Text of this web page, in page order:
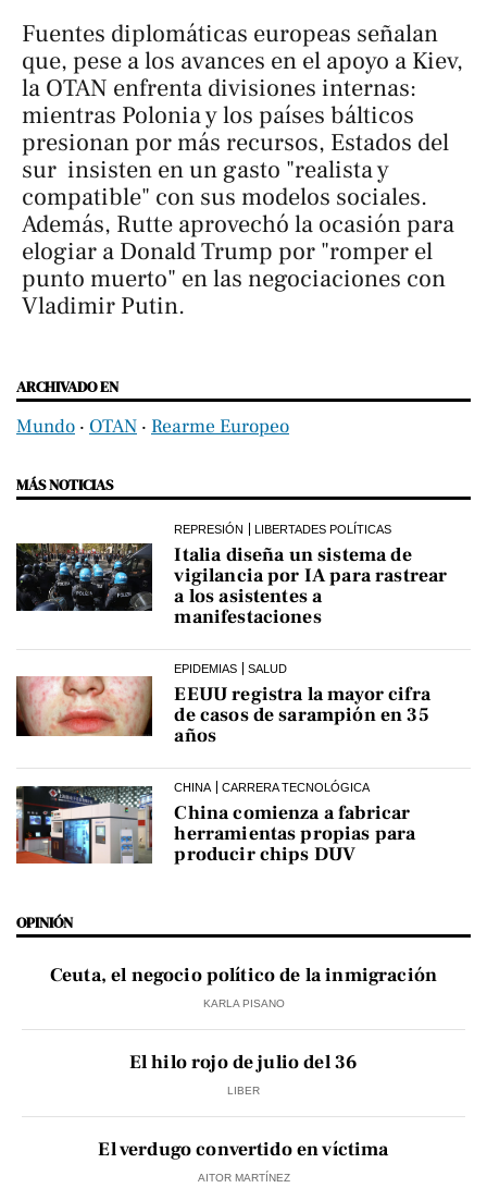
Fuentes diplomáticas europeas señalan
que, pese a los avances en el apoyo a Kiev,
la OTAN enfrenta divisiones internas:
mientras Polonia y los países bálticos
presionan por más recursos, Estados del
sur insisten en un gasto "realista y
compatible" con sus modelos sociales.
Además, Rutte aprovechó la ocasión para
elogiar a Donald Trump por "romper el
punto muerto" en las negociaciones con
Vladimir Putin.
ARCHIVADO EN
Mundo ‧ OTAN ‧ Rearme Europeo
MÁS NOTICIAS
REPRESIÓN LIBERTADES POLÍTICAS
Italia diseña un sistema de
vigilancia por IA para rastrear
a los asistentes a
manifestaciones
EPIDEMIAS SALUD
EEUU registra la mayor cifra
de casos de sarampión en 35
años
CHINA CARRERA TECNOLÓGICA
China comienza a fabricar
herramientas propias para
producir chips DUV
OPINIÓN
Ceuta, el negocio político de la inmigración
KARLA PISANO
El hilo rojo de julio del 36
LIBER
El verdugo convertido en víctima
AITOR MARTÍNEZ